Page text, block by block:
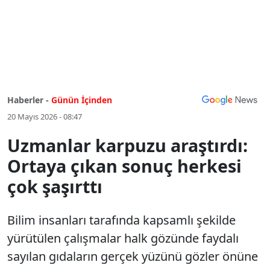
Haberler - Günün İçinden
20 Mayıs 2026 - 08:47
Uzmanlar karpuzu araştırdı:
Ortaya çıkan sonuç herkesi
çok şaşırttı
Bilim insanları tarafında kapsamlı şekilde
yürütülen çalışmalar halk gözünde faydalı
sayılan gıdaların gerçek yüzünü gözler önüne